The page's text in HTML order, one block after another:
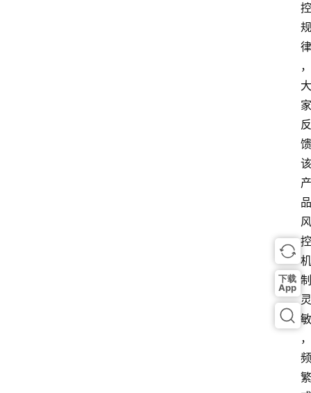
控
规
律
，
大
家
反
馈
该
产
品
风
控
机
制
灵
敏
，
频
繁
下载
App